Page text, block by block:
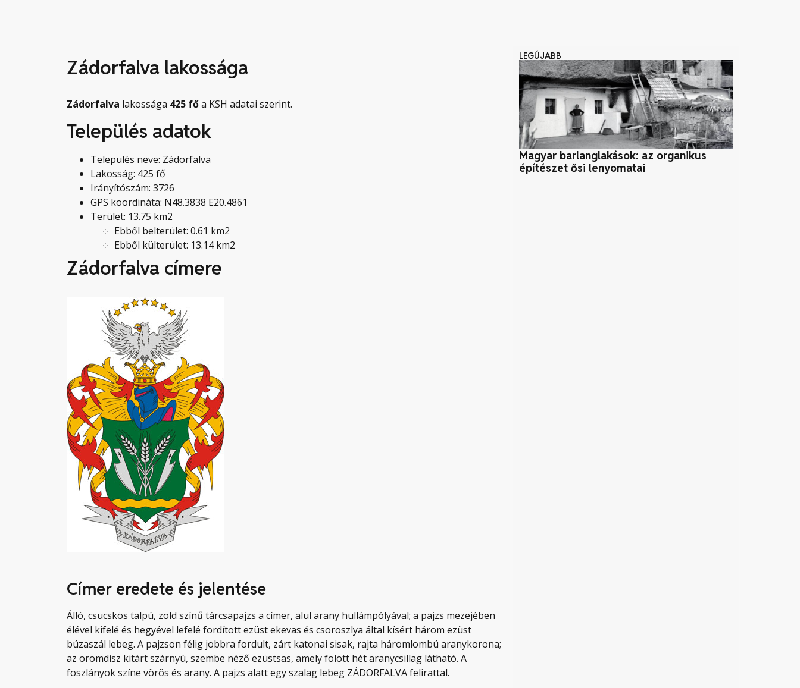
Zádorfalva lakossága
Zádorfalva lakossága 425 főa KSH adatai szerint.
Település adatok
Település neve: Zádorfalva
Lakosság: 425 fő
Irányítószám: 3726
GPS koordináta: N48.3838 E20.4861
Terület: 13.75 km2
Ebből belterület: 0.61 km2
Ebből külterület: 13.14 km2
Zádorfalva címere
Címer eredete és jelentése
Álló, csücskös talpú, zöld színű tárcsapajzs a címer, alul arany hullámpólyával; a pajzs mezejében
élével kifelé és hegyével lefelé fordított ezüst ekevas és csoroszlya által kísért három ezüst
búzaszál lebeg. A pajzson félig jobbra fordult, zárt katonai sisak, rajta háromlombú aranykorona;
az oromdísz kitárt szárnyú, szembe néző ezüstsas, amely fölött hét aranycsillag látható. A
foszlányok színe vörös és arany. A pajzs alatt egy szalag lebeg ZÁDORFALVA felirattal.
LEGÚJABB
Magyar barlanglakások: az organikus
építészet ősi lenyomatai